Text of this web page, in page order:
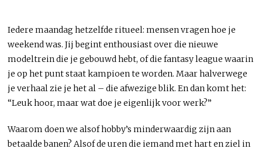
Iedere maandag hetzelfde ritueel: mensen vragen hoe je
weekend was. Jij begint enthousiast over die nieuwe
modeltrein die je gebouwd hebt, of die fantasy league waarin
je op het punt staat kampioen te worden. Maar halverwege
je verhaal zie je het al – die afwezige blik. En dan komt het:
“Leuk hoor, maar wat doe je eigenlijk voor werk?”
Waarom doen we alsof hobby’s minderwaardig zijn aan
betaalde banen? Alsof de uren die iemand met hart en ziel in